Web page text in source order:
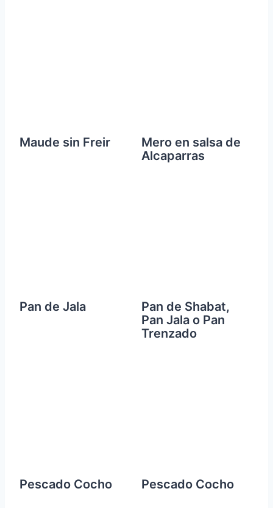
Maude sin Freir
Mero en salsa de
Alcaparras
Pan de Jala
Pan de Shabat,
Pan Jala o Pan
Trenzado
Pescado Cocho Pescado Cocho